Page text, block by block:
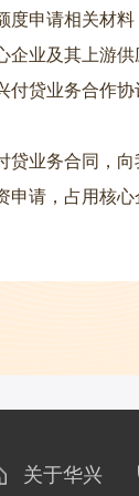
度申请相关材
企业及其上游
付贷业务合作
业务合同，
申请，占用核
关于华兴